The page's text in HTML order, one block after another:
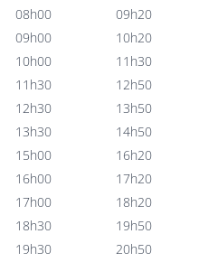
08h00
09h20
09h00
10h20
10h00
11h30
11h30
12h50
12h30
13h50
13h30
14h50
15h00
16h20
16h00
17h20
17h00
18h20
18h30
19h50
19h30
20h50